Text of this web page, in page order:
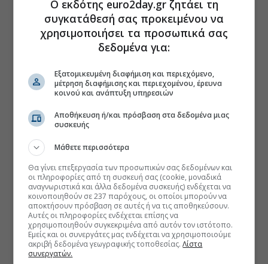
Ο εκδότης euro2day.gr ζητάει τη
συγκατάθεσή σας προκειμένου να
χρησιμοποιήσει τα προσωπικά σας
δεδομένα για:
Εξατομικευμένη διαφήμιση και περιεχόμενο,
μέτρηση διαφήμισης και περιεχομένου, έρευνα
κοινού και ανάπτυξη υπηρεσιών
Αποθήκευση ή/και πρόσβαση στα δεδομένα μιας
συσκευής
Μάθετε περισσότερα
Θα γίνει επεξεργασία των προσωπικών σας δεδομένων και
οι πληροφορίες από τη συσκευή σας (cookie, μοναδικά
αναγνωριστικά και άλλα δεδομένα συσκευής) ενδέχεται να
κοινοποιηθούν σε 237 παρόχους, οι οποίοι μπορούν να
αποκτήσουν πρόσβαση σε αυτές ή να τις αποθηκεύσουν.
Αυτές οι πληροφορίες ενδέχεται επίσης να
χρησιμοποιηθούν συγκεκριμένα από αυτόν τον ιστότοπο.
Εμείς και οι συνεργάτες μας ενδέχεται να χρησιμοποιούμε
ακριβή δεδομένα γεωγραφικής τοποθεσίας.Λίστα
συνεργατών.